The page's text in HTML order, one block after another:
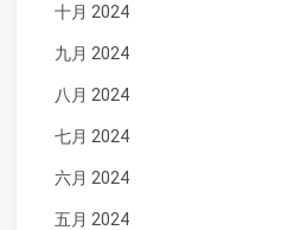
十月 2024
九月 2024
八月 2024
七月 2024
六月 2024
五月 2024